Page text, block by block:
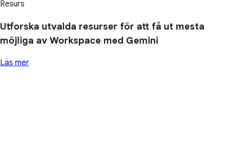
Resurs
Utforska utvalda resurser för att få ut mesta
möjliga av Workspace med Gemini
Läs mer